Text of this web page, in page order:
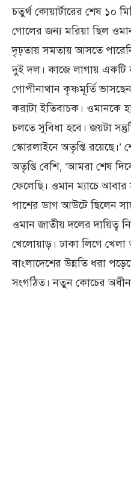
চতুর্থ কোয়ার্টারের শেষ ১০
গোলের জন্য মরিয়া ছিল
দৃঢ়তায় সমতায় আসতে
দুই দল। কাজে লাগায়
গোপীনাথান কৃষ্ণমূর্তি
করাটা ইতিবাচক। ওমানকে
চলতে সুবিধা হবে। জয়টা
স্কোরলাইনে অতৃপ্তি রয়েছে।’
অতৃপ্তি বেশি, ‘আমরা শেষ
ফেলেছি। ওমান ম্যাচে
পাশের ডাগ আউটে ছিলেন
ওমান জাতীয় দলের দায়িত্ব
খেলোয়াড়। ঢাকা লিগে খেলা
বাংলাদেশের উন্নতি ধরা
সংগঠিত। নতুন কোচের অধীন